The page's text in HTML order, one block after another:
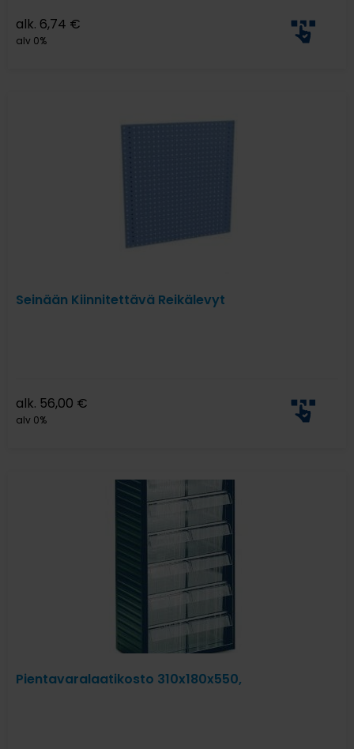
alk. 6,74 €
alv 0%
Seinään Kiinnitettävä Reikälevyt
alk. 56,00 €
alv 0%
Pientavaralaatikosto 310x180x550,